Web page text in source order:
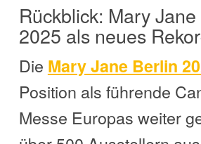
Rückblick: Mary
2025 als neues
Die Mary Jane Berlin
Position als führende
Messe Europas weiter